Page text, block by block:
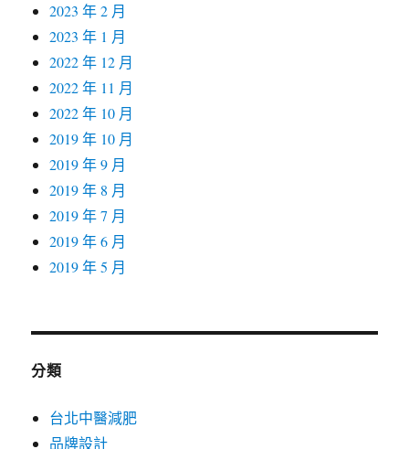
2023 年 2 月
2023 年 1 月
2022 年 12 月
2022 年 11 月
2022 年 10 月
2019 年 10 月
2019 年 9 月
2019 年 8 月
2019 年 7 月
2019 年 6 月
2019 年 5 月
分類
台北中醫減肥
品牌設計